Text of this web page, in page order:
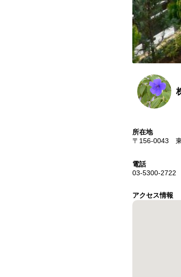
所在地
〒156-0043
電話
03-5300-2722
アクセス情報